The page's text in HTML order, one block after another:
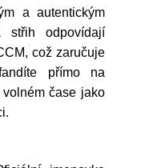
a autentickým
střih odpovídají
což zaručuje
přímo na
čase jako